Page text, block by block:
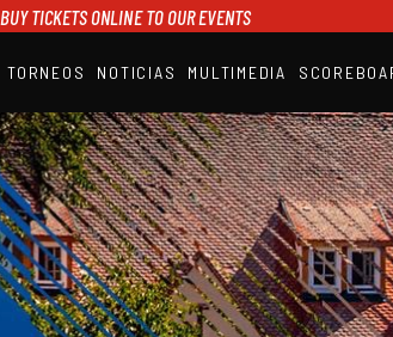
BUY TICKETS ONLINE TO OUR EVENTS
TORNEOS NOTICIAS MULTIMEDIA
A1PADEL
RANKING
CALENDARIO
TORNEOS
NOTICIAS
MULTIMEDIA
SCOREBOARD
STREAMING